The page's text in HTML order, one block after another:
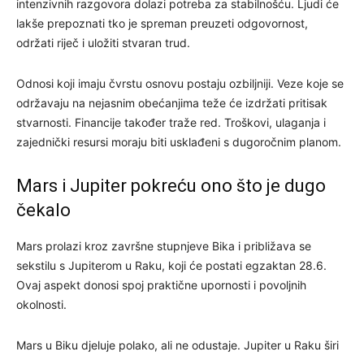
intenzivnih razgovora dolazi potreba za stabilnošću. Ljudi će
lakše prepoznati tko je spreman preuzeti odgovornost,
održati riječ i uložiti stvaran trud.
Odnosi koji imaju čvrstu osnovu postaju ozbiljniji. Veze koje se
održavaju na nejasnim obećanjima teže će izdržati pritisak
stvarnosti. Financije također traže red. Troškovi, ulaganja i
zajednički resursi moraju biti usklađeni s dugoročnim planom.
Mars i Jupiter pokreću ono što je dugo
čekalo
Mars prolazi kroz završne stupnjeve Bika i približava se
sekstilu s Jupiterom u Raku, koji će postati egzaktan 28.6.
Ovaj aspekt donosi spoj praktične upornosti i povoljnih
okolnosti.
Mars u Biku djeluje polako, ali ne odustaje. Jupiter u Raku širi